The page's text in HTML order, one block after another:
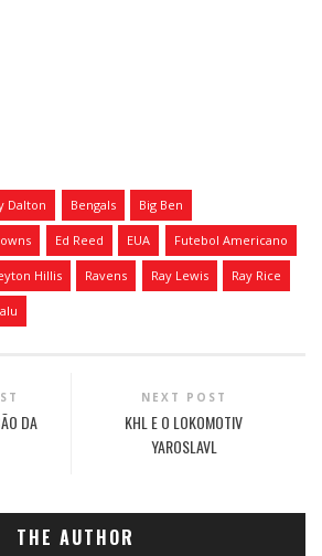
Dalton Bengals Big Ben
Ed Reed EUA Futebol Americano
Hillis Ravens Ray Lewis Ray Rice
DA
NEXT POST
KHL E O LOKOMOTIV
YAROSLAVL
THE AUTHOR